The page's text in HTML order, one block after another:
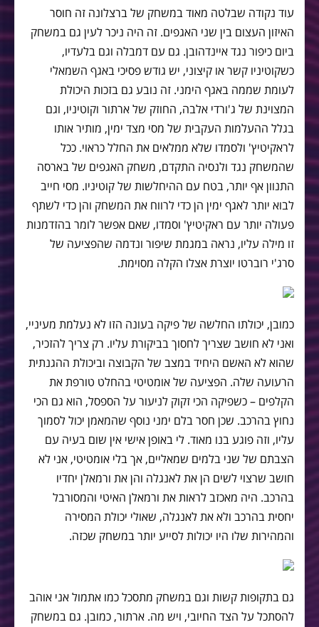
עוד נקודה שבלטה מאוד במשחק של ברצלונה זה חוסר
האיזון העצום בין שני האגפים. זה היה ניכר לעין גם במשחק
ביום כיפור נגד איינדהובן. גם עם דמבלה וגם בלעדיו,
כשקוטיניו קשר או קיצוני, יש גודש פסיכי באגף השמאלי
לעומת שממה באגף הימני. זה נובע גם בזכות היכולת
המצוינת של ג'ורדי אלבה, החוזק של ארתור וקוטיניו, וגם
בגלל ההעלמות העקבית של מסי מצד ימין, מותיר אותו
לראקיטיץ' ולסמדו שלא ממלאים את החלל כראוי. ככל
שהמשחק נגד ולנסיה התקדם, משחק האגפים של בארסה
התנוון אף יותר, בטח עם ההיחלשות של קוטיניו. מסי חייב
לבוא יותר לאגף ימין הן כדי לרווח את המשחק והן כדי לשתף
פעולה יותר עם ראקיטיץ' וסמדו, שאם אפשר לומר בהזדמנות
זו מילה עליו, נראה במגמת שיפור ונדמה שהפציעה של
סרג'י רוברטו יוצרת אצלו הקלה מסוימת.
כמובן, יכולתו החלשה של פיקה בעונה הזו לא נעלמת מעיניי,
ואני לא חושב שצריך לחסוך בביקורת עליו. רק צריך להזכיר,
שהוא לא האשם היחיד במצב של הקבוצה וביכולת ההגנתית
הרעועה שלה. הפציעה של אומטיטי בהחלט טורפת את
הקלפים – כשפיקה הכי זקוק לניעור על הספסל, הוא גם הכי
נחוץ בהרכב. שכן חסר בלם ימני נוסף שהמאמן יכול לסמוך
עליו, וזה פוגע בנו מאוד. לי באופן אישי אין שום בעיה עם
הצבתם של שני בלמים שמאליים, אך בלי אומטיטי, אני לא
חושב שרצוי לשים הן את לאנגלה והן את ורמאלן יחדיו
בהרכב. היה מאכזב לראות את ורמאלן האיטי והמסורבל
יחסית בהרכב ולא את לאנגלה, שאולי יכולת המסירה
והמהירות שלו היו יכולות לסייע יותר במשחק שכזה.
גם בתקופות קשות וגם במשחק מתסכל כמו אתמול אני אוהב
להסתכל על הצד החיובי, ויש מה. ארתור, כמובן. גם במשחק